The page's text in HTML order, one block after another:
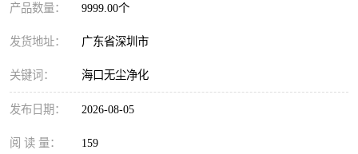
产品数量： 9999.00个
发货地址： 广东省深圳市
关键词： 海口无尘净化
发布日期： 2026-08-05
阅 读 量： 159